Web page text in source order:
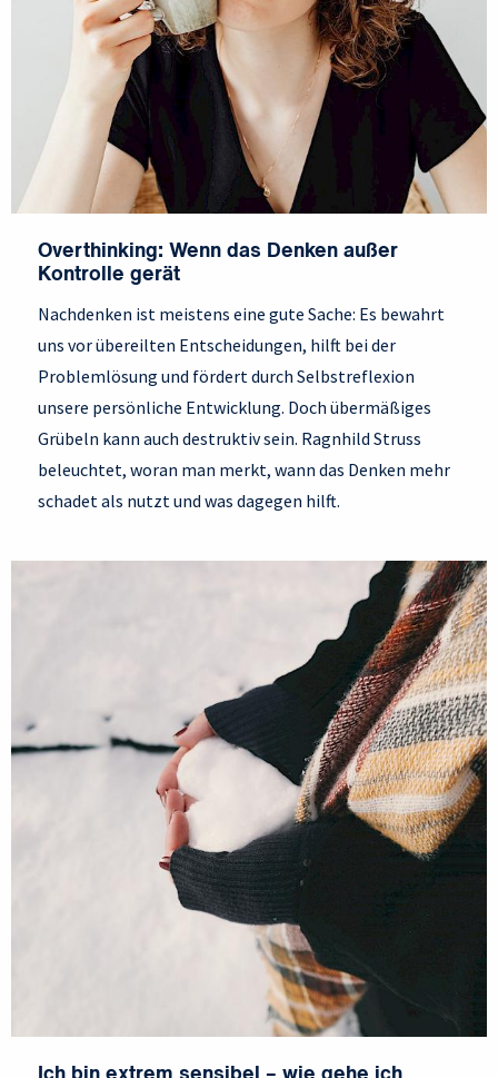
Overthinking: Wenn das Denken außer
Kontrolle gerät
Nachdenken ist meistens eine gute Sache: Es bewahrt
uns vor übereilten Entscheidungen, hilft bei der
Problemlösung und fördert durch Selbstreflexion
unsere persönliche Entwicklung. Doch übermäßiges
Grübeln kann auch destruktiv sein. Ragnhild Struss
beleuchtet, woran man merkt, wann das Denken mehr
schadet als nutzt und was dagegen hilft.